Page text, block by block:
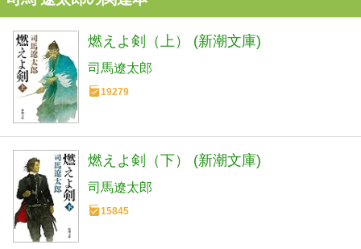
燃えよ剣（上） (新潮文庫)
司馬遼太郎
19279
燃えよ剣（下） (新潮文庫)
司馬遼太郎
15845